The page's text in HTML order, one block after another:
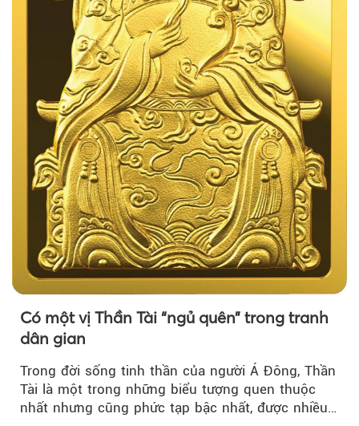
Có một vị Thần Tài “ngủ quên” trong tranh
dân gian
Trong đời sống tinh thần của người Á Đông, Thần
Tài là một trong những biểu tượng quen thuộc
nhất nhưng cũng phức tạp bậc nhất, được nhiều